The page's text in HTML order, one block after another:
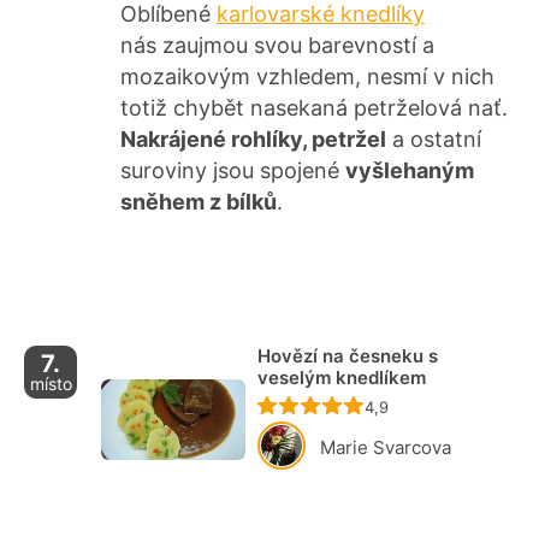
Oblíbené karlovarské knedlíky
nás zaujmou svou barevností a
mozaikovým vzhledem, nesmí v nich
totiž chybět nasekaná petrželová nať.
Nakrájené rohlíky, petržel a ostatní
suroviny jsou spojené vyšlehaným
sněhem z bílků.
7.
místo
Hovězí na česneku s
veselým knedlíkem
Recept ještě nebyl
4,9
Marie Svarcova